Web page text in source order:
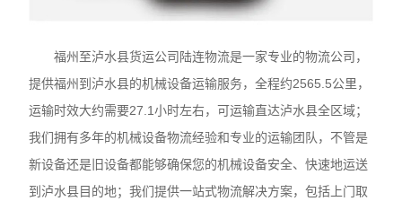
福州至泸水县货运公司陆连物流是一家专业的物流公司，
提供福州到泸水县的机械设备运输服务，全程约2565.5公里，
运输时效大约需要27.1小时左右，可运输直达泸水县全区域；
我们拥有多年的机械设备物流经验和专业的运输团队，不管是
新设备还是旧设备都能够确保您的机械设备安全、快速地运送
到泸水县目的地；我们提供一站式物流解决方案，包括上门取